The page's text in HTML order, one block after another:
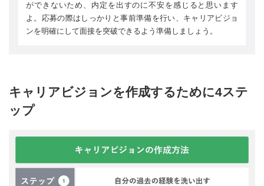
ができないため、内定を出すのに不安を感じると思います
よ。応募の際はしっかりと事前準備を行い、キャリアビジョ
ンを明確にして面接を突破できるよう準備しましょう。
キャリアビジョンを作成するために4ステ
ップ